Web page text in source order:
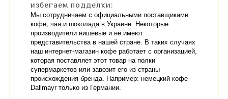
избегаем подделки:
Мы сотрудничаем с официальными поставщиками
кофе, чая и шоколада в Украине. Некоторые
производители нишевые и не имеют
представительства в нашей стране. В таких случаях
наш интернет-магазин кофе работает с организацией,
которая поставляет этот товар на полки
супермаркетов или завозит его из страны
происхождения бренда. Например: немецкий кофе
Dallmayr только из Германии.